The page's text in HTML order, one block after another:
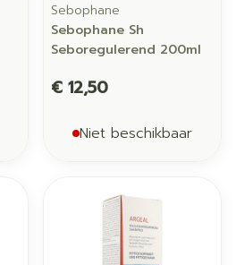
Sebophane
Sebophane Sh
Seboregulerend 200ml
€ 12,50
Niet beschikbaar